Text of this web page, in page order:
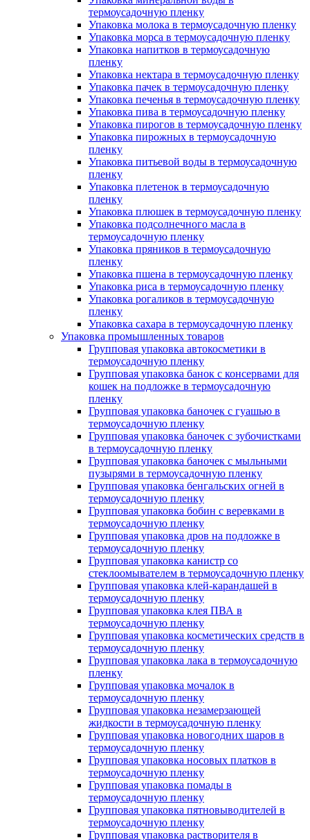
термоусадочную пленку
Упаковка молока в термоусадочную пленку
Упаковка морса в термоусадочную пленку
Упаковка напитков в термоусадочную
пленку
Упаковка нектара в термоусадочную пленку
Упаковка пачек в термоусадочную пленку
Упаковка печенья в термоусадочную пленку
Упаковка пива в термоусадочную пленку
Упаковка пирогов в термоусадочную пленку
Упаковка пирожных в термоусадочную
пленку
Упаковка питьевой воды в термоусадочную
пленку
Упаковка плетенок в термоусадочную
пленку
Упаковка плюшек в термоусадочную пленку
Упаковка подсолнечного масла в
термоусадочную пленку
Упаковка пряников в термоусадочную
пленку
Упаковка пшена в термоусадочную пленку
Упаковка риса в термоусадочную пленку
Упаковка рогаликов в термоусадочную
пленку
Упаковка сахара в термоусадочную пленку
Упаковка промышленных товаров
Групповая упаковка автокосметики в
термоусадочную пленку
Групповая упаковка банок с консервами для
кошек на подложке в термоусадочную
пленку
Групповая упаковка баночек с гуашью в
термоусадочную пленку
Групповая упаковка баночек с зубочистками
в термоусадочную пленку
Групповая упаковка баночек с мыльными
пузырями в термоусадочную пленку
Групповая упаковка бенгальских огней в
термоусадочную пленку
Групповая упаковка бобин с веревками в
термоусадочную пленку
Групповая упаковка дров на подложке в
термоусадочную пленку
Групповая упаковка канистр со
стеклоомывателем в термоусадочную пленку
Групповая упаковка клей-карандашей в
термоусадочную пленку
Групповая упаковка клея ПВА в
термоусадочную пленку
Групповая упаковка косметических средств в
термоусадочную пленку
Групповая упаковка лака в термоусадочную
пленку
Групповая упаковка мочалок в
термоусадочную пленку
Групповая упаковка незамерзающей
жидкости в термоусадочную пленку
Групповая упаковка новогодних шаров в
термоусадочную пленку
Групповая упаковка носовых платков в
термоусадочную пленку
Групповая упаковка помады в
термоусадочную пленку
Групповая упаковка пятновыводителей в
термоусадочную пленку
Групповая упаковка растворителя в